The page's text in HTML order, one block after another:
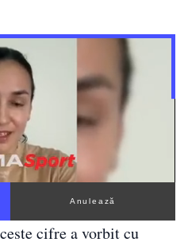
Anulează
cifre a vorbit cu